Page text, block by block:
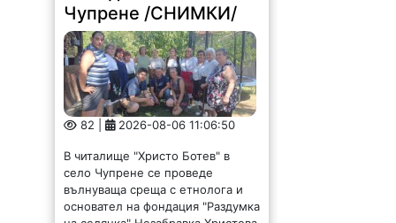
82 | 2026-08-06 11:06:50
В читалище "Христо Ботев" в
вълнуваща среща с етнолога и
основател на фондация "Раздумка
на седянка" Незабравка Христова
от Софийския университет "Св.